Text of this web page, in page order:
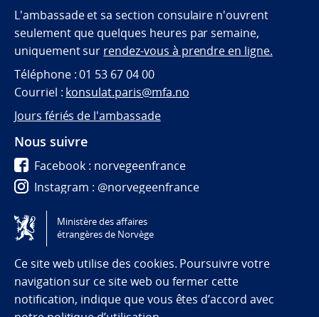
L'ambassade et sa section consulaire n'ouvrent
seulement que quelques heures par semaine,
uniquement sur rendez-vous à prendre en ligne.
Téléphone : 01 53 67 04 00
Courriel : konsulat.paris@mfa.no
Jours fériés de l'ambassade
Nous suivre
Facebook : norvegeenfrance
Instagram : @norvegeenfrance
Twitter : @norvegeenfrance
Tilgjengelighetserklæring / Accessibility statement
(NO)
Ministère des affaires
étrangères de Norvège
Ce site web utilise des cookies. Poursuivre votre
navigation sur ce site web ou fermer cette
notification, indique que vous êtes d’accord avec